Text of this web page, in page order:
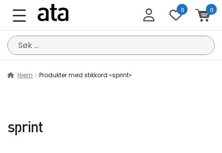
0 0
Søk
etter:
Hjem Produkter med stikkord «sprint»
sprint